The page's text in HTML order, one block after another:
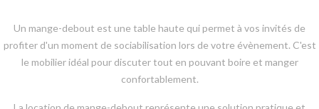
Un mange-debout est une table haute qui permet à vos invités de
profiter d'un moment de sociabilisation lors de votre évènement. C'est
le mobilier idéal pour discuter tout en pouvant boire et manger
confortablement.